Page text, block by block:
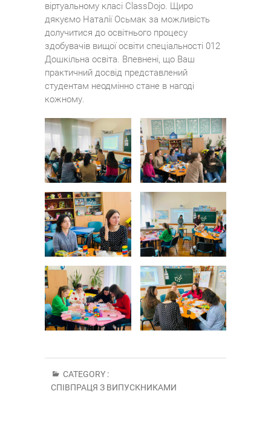
віртуальному класі ClassDojo. Щиро
дякуємо Наталії Осьмак за можливість
долучитися до освітнього процесу
здобувачів вищої освіти спеціальності 012
Дошкільна освіта. Впевнені, що Ваш
практичний досвід представлений
студентам неодмінно стане в нагоді
кожному.
CATEGORY :
СПІВПРАЦЯ З ВИПУСКНИКАМИ